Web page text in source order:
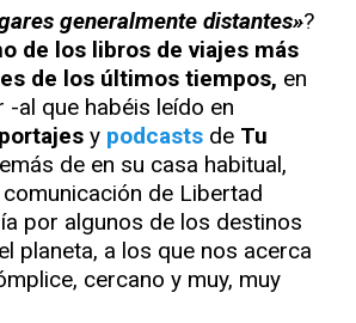
generalmente distantes»?
de los libros de viajes más
de los últimos tiempos, en
-al que habéis leído en
y podcasts de Tu
de en su casa habitual,
de Libertad
por algunos de los destinos
planeta, a los que nos acerca
cercano y muy, muy